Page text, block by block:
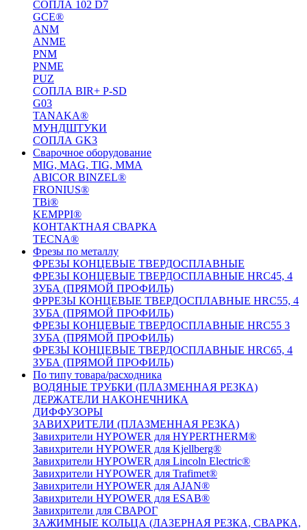
СОПЛА 102 D7
GCE®
ANM
ANME
PNM
PNME
PUZ
СОПЛА BIR+ P-SD
G03
TANAKA®
МУНДШТУКИ
СОПЛА GK3
Сварочное оборудование
MIG, MAG, TIG, MMA
ABICOR BINZEL®
FRONIUS®
TBi®
KEMPPI®
КОНТАКТНАЯ СВАРКА
TECNA®
Фрезы по металлу
ФРЕЗЫ КОНЦЕВЫЕ ТВЕРДОСПЛАВНЫЕ
ФРЕЗЫ КОНЦЕВЫЕ ТВЕРДОСПЛАВНЫЕ HRC45, 4
ЗУБА (ПРЯМОЙ ПРОФИЛЬ)
ФРРЕЗЫ КОНЦЕВЫЕ ТВЕРДОСПЛАВНЫЕ HRC55, 4
ЗУБА (ПРЯМОЙ ПРОФИЛЬ)
ФРЕЗЫ КОНЦЕВЫЕ ТВЕРДОСПЛАВНЫЕ HRC55 3
ЗУБА (ПРЯМОЙ ПРОФИЛЬ)
ФРЕЗЫ КОНЦЕВЫЕ ТВЕРДОСПЛАВНЫЕ HRC65, 4
ЗУБА (ПРЯМОЙ ПРОФИЛЬ)
По типу товара/расходника
ВОДЯНЫЕ ТРУБКИ (ПЛАЗМЕННАЯ РЕЗКА)
ДЕРЖАТЕЛИ НАКОНЕЧНИКА
ДИФФУЗОРЫ
ЗАВИХРИТЕЛИ (ПЛАЗМЕННАЯ РЕЗКА)
Завихрители HYPOWER для HYPERTHERM®
Завихрители HYPOWER для Kjellberg®
Завихрители HYPOWER для Lincoln Electric®
Завихрители HYPOWER для Trafimet®
Завихрители HYPOWER для AJAN®
Завихрители HYPOWER для ESAB®
Завихрители для СВАРОГ
ЗАЖИМНЫЕ КОЛЬЦА (ЛАЗЕРНАЯ РЕЗКА, СВАРКА,